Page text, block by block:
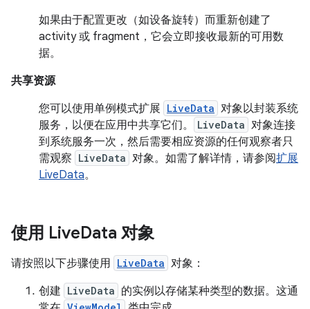
如果由于配置更改（如设备旋转）而重新创建了
activity 或 fragment，它会立即接收最新的可用数
据。
共享资源
您可以使用单例模式扩展 LiveData 对象以封装系统
服务，以便在应用中共享它们。
LiveData 对象连接
到系统服务一次，然后需要相应资源的任何观察者只
需观察 LiveData 对象。如需了解详情，请参阅扩展
LiveData。
使用 LiveData 对象
请按照以下步骤使用 LiveData 对象：
创建 LiveData 的实例以存储某种类型的数据。这通